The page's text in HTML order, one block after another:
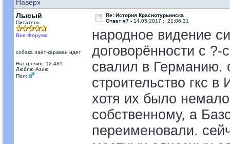
Наверх
Лысый
Писатель
Вне Форума
собака лает-караван идет
Настрочил: 12 481
Люблю Азию
Пол:
Re: История Краснотурьинска
Ответ #7 - 14.05.2017 :: 21:06:31
народное видение
договорённости с
свалил в Германию.
строительство гкс
хотя их было
собственному, а
переименовали.